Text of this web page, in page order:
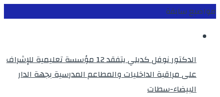
مواضيع سابقة
الدكتور نوفل كديلي يتفقد 12 مؤسسة تعليمية للإشراف
على مراقبة الداخليات والمطاعم المدرسية بجهة الدار
البيضاء-سطات